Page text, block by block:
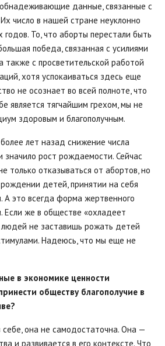
данные, связанные с
число в нашей стране неуклонно
То, что аборты перестали быть
победа, связанная с усилиями
также с просветительской работой
хотя успокаиваться здесь еще
не осознает во всей полноте, что
является тягчайшим грехом, мы не
здоровым и благополучным.
лет назад снижение числа
значило рост рождаемости. Сейчас
только отказываться от абортов, но
детей, принятии на себя
А это всегда форма жертвенного
Если же в обществе «охладеет
не заставишь рожать детей
Надеюсь, что мы еще не
в экономике ценности
обществу благополучие в
она не самодостаточна. Она —
и развивается в его контексте. Что